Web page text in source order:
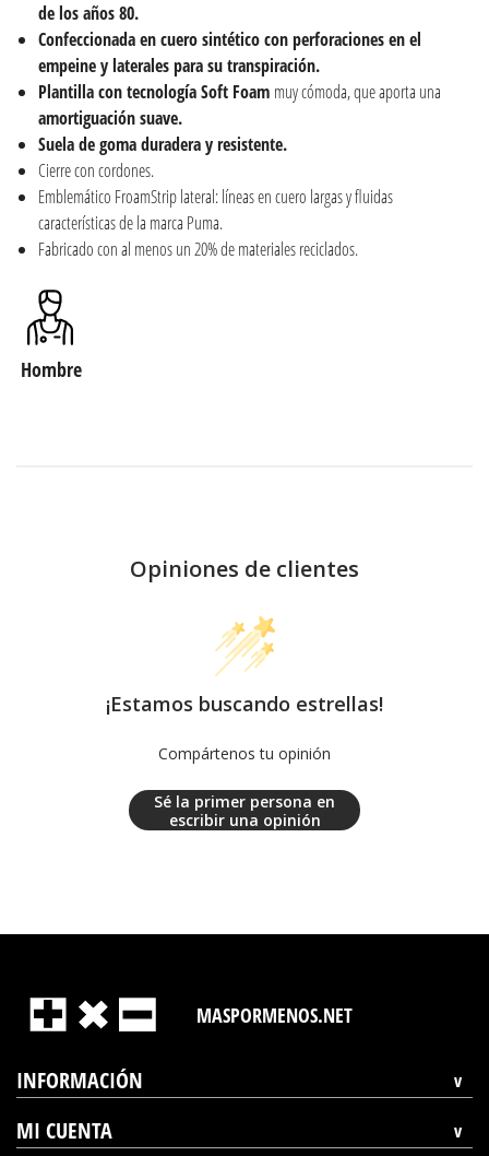
de los años 80.
Confeccionada en cuero sintético con perforaciones en el
empeine y laterales para su transpiración.
Plantilla con tecnología Soft Foam muy cómoda, que aporta una
amortiguación suave.
Suela de goma duradera y resistente.
Cierre con cordones.
Emblemático FroamStrip lateral: líneas en cuero largas y fluidas
características de la marca Puma.
Fabricado con al menos un 20% de materiales reciclados.
Hombre
Opiniones de clientes
¡Estamos buscando estrellas!
Compártenos tu opinión
Sé la primer persona en
escribir una opinión
MASPORMENOS.NET
INFORMACIÓN
MI CUENTA